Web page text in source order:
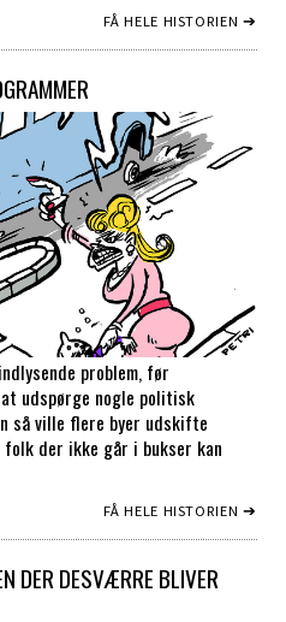
FÅ HELE HISTORIEN ➔
problem, før
udspørge nogle politisk
så ville flere byer udskifte
der ikke går i bukser kan
FÅ HELE HISTORIEN ➔
DER DESVÆRRE BLIVER